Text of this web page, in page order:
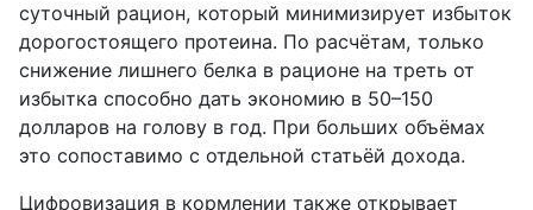
суточный рацион, который минимизирует избыток
дорогостоящего протеина. По расчётам, только
снижение лишнего белка в рационе на треть от
избытка способно дать экономию в 50–150
долларов на голову в год. При больших объёмах
это сопоставимо с отдельной статьёй дохода.
Цифровизация в кормлении также открывает